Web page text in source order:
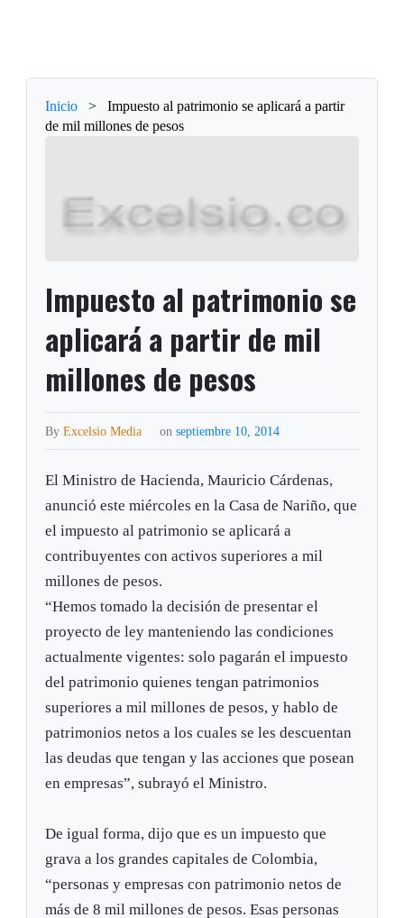
Inicio >
Impuesto al patrimonio se aplicará a partir
de mil millones de pesos
Impuesto al patrimonio se
aplicará a partir de mil
millones de pesos
ByExcelsio Media on septiembre 10, 2014
El Ministro de Hacienda, Mauricio Cárdenas,
anunció este miércoles en la Casa de Nariño, que
el impuesto al patrimonio se aplicará a
contribuyentes con activos superiores a mil
millones de pesos.
“Hemos tomado la decisión de presentar el
proyecto de ley manteniendo las condiciones
actualmente vigentes: solo pagarán el impuesto
del patrimonio quienes tengan patrimonios
superiores a mil millones de pesos, y hablo de
patrimonios netos a los cuales se les descuentan
las deudas que tengan y las acciones que posean
en empresas”, subrayó el Ministro.
De igual forma, dijo que es un impuesto que
grava a los grandes capitales de Colombia,
“personas y empresas con patrimonio netos de
más de 8 mil millones de pesos. Esas personas